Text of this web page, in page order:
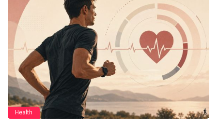
Health